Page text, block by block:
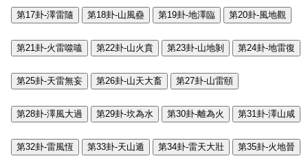
第17卦-澤雷隨 第18卦-山風蠱 第19卦-地澤臨 第20卦-風地觀
第21卦-火雷噬嗑 第22卦-山火賁 第23卦-山地剝 第24卦-地雷復
第25卦-天雷無妄 第26卦-山天大畜 第27卦-山雷頤
第28卦-澤風大過 第29卦-坎為水 第30卦-離為火 第31卦-澤山咸
第32卦-雷風恆 第33卦-天山遁 第34卦-雷天大壯 第35卦-火地晉